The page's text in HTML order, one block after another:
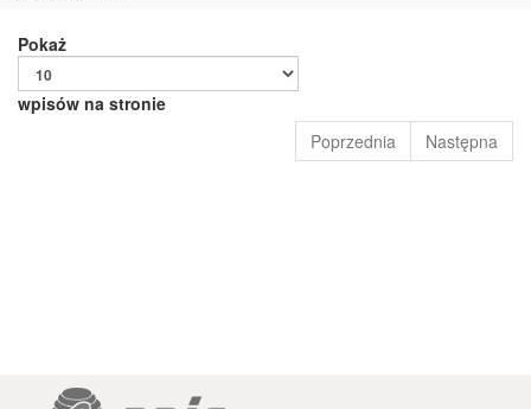
Pokaż
wpisów na stronie
Poprzednia
Następna